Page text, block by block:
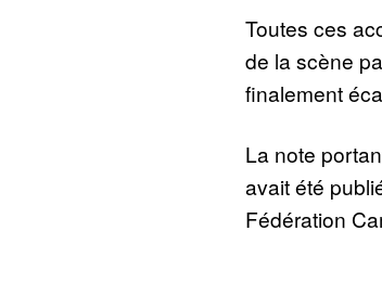
Toutes ces
de la scène
finalement
La note
avait été
Fédération